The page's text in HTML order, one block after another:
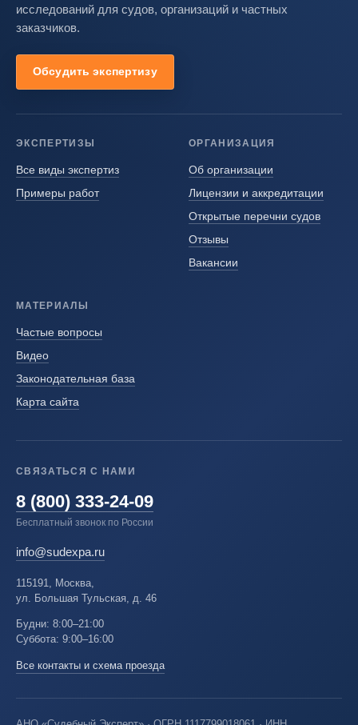
исследований для судов, организаций и частных
заказчиков.
Обсудить экспертизу
ЭКСПЕРТИЗЫ
Все виды экспертиз
Примеры работ
ОРГАНИЗАЦИЯ
Об организации
Лицензии и аккредитации
Открытые перечни судов
Отзывы
Вакансии
МАТЕРИАЛЫ
Частые вопросы
Видео
Законодательная база
Карта сайта
СВЯЗАТЬСЯ С НАМИ
8 (800) 333-24-09
Бесплатный звонок по России
info@sudexpa.ru
115191, Москва,
ул. Большая Тульская, д. 46
Будни: 8:00–21:00
Суббота: 9:00–16:00
Все контакты и схема проезда